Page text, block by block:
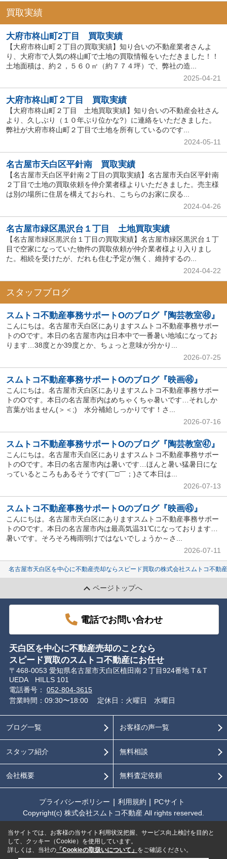
買取実績
大府市柊山町2丁目 買取実績
【大府市柊山町２丁目の買取実績】知り合いの不動産業者さんよ
り、大府市で人気の柊山町で土地の買取情報をいただきました！！
土地面積は、約２，５６０㎡（約７７４坪）で、弊社の造...
2025-04-21
大府市柊山町２丁目 買取実績
【大府市柊山町２丁目 土地買取実績】知り合いの不動産会社さん
より、久しぶり（１０年ぶり位かな?）に連絡をいただきました。
弊社が大府市柊山町２丁目で土地を所有しているのです...
2024-05-11
名古屋市天白区平針南 買取実績
【名古屋市天白区平針南２丁目の買取実績】名古屋市天白区平針南
２丁目で土地の買取依頼を仲介業者様よりいただきました。売主様
は別の場所に住居を構えておられ、こちらのお家に戻る...
2024-04-26
名古屋市緑区黒沢台１丁目 土地買取実績
【名古屋市緑区黒沢台１丁目の買取実績】名古屋市緑区黒沢台１丁
目で空家になっていた物件の買取依頼が仲介業者様より入りまし
た。相続を受けたが、だれも住む予定が無く、維持するの...
2024-04-22
スタッフブログ
スムトコ不動産事務サポートOのブログ『陶芸教室㊽』
こんにちは。名古屋市天白区にありますスムトコ不動産事務サポー
トのOです。本日の名古屋市内は日本中で一番暑い地域になってお
ります…38度とか39度とか、ちょっと意味が分かり...
2026-07-25
スムトコ不動産事務サポートOのブログ『映画㊻』
こんにちは。名古屋市天白区にありますスムトコ不動産事務サポー
トのOです。本日の名古屋市内はめちゃくちゃ暑いです…それしか
言葉が出ません(＞＜;) 水分補給しっかりです！さ...
2026-07-16
スムトコ不動産事務サポートOのブログ『陶芸教室㊼』
こんにちは。名古屋市天白区にありますスムトコ不動産事務サポー
トのOです。本日の名古屋市内は暑いです…ほんと暑い猛暑日にな
っているところもあるそうです(￣□￣；)さて本日は...
2026-07-13
スムトコ不動産事務サポートOのブログ『映画㊺』
こんにちは。名古屋市天白区にありますスムトコ不動産事務サポー
トのOです。本日の名古屋市内は最高気温31℃になっております…
暑いです。そろそろ梅雨明けではないでしょうか～さ...
2026-07-11
名古屋市天白区を中心に不動産売却ならスピード買取の株式会社スムトコ不動
ページトップへ
電話でお問い合わせ
天白区を中心に不動産売却のことなら
スピード買取のスムトコ不動産にお任せ
〒468-0053 愛知県名古屋市天白区植田南２丁目924番地 T＆T
UEDA HILLS 101
電話番号： 052-804-3615
営業時間：09:30〜18:00
定休日：火曜日 水曜日
ブログ一覧
スタッフ紹介
会社概要
お客様の声一覧
無料相談
無料査定依頼
プライバシーポリシー 利用規約
PCサイト
Copyright(c) 株式会社スムトコ不動産 All rights reserved.
当サイトでは、お客様の当サイト利用状況把握、サービス向上検討を目的と
して、クッキー（Cookie）を使用しています。
詳しくは、当社の 「Cookieの取扱いについて」 をご確認ください。